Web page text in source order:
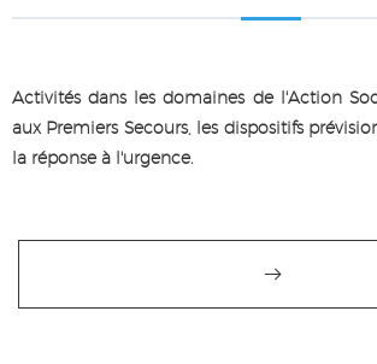
Activités dans les domaines de l'Action
aux Premiers Secours, les dispositifs
la réponse à l'urgence.